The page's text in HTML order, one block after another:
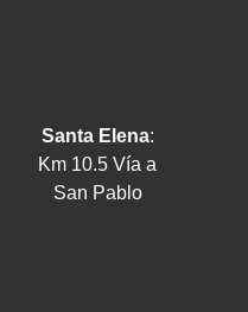
Santa Elena:
Km 10.5 Vía a
San Pablo